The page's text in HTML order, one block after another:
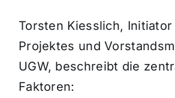
Torsten Kiesslich, Initiator
Projektes und
UGW, beschreibt die
Faktoren: